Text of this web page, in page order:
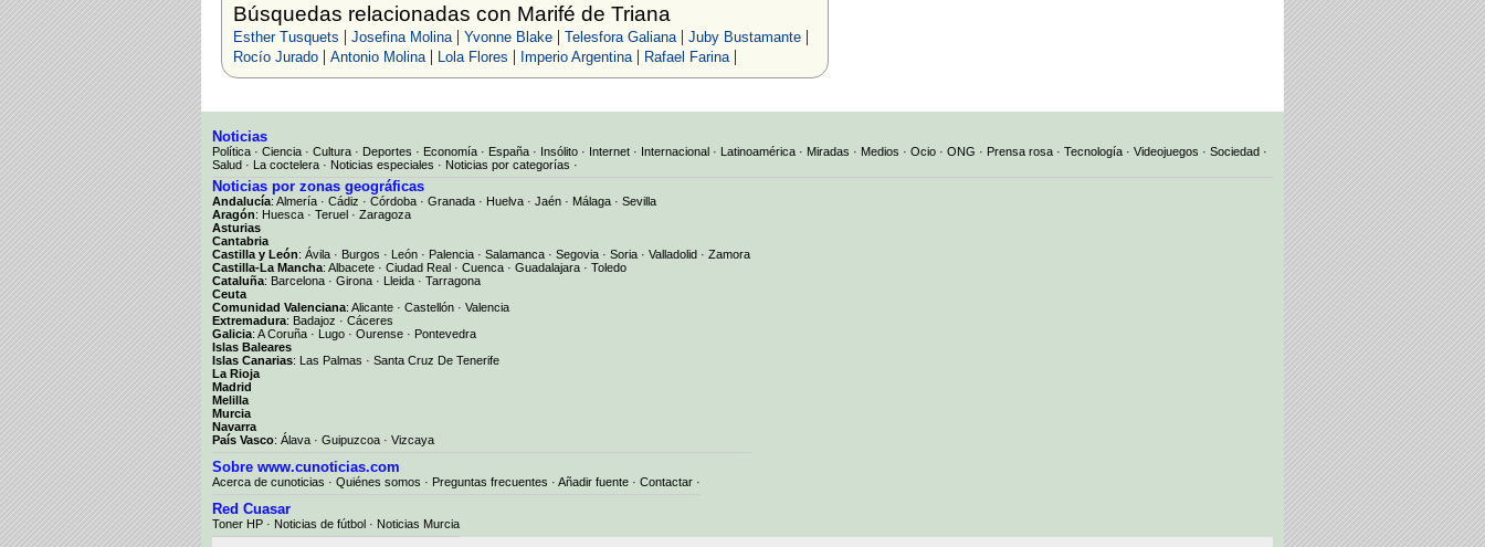
Búsquedas relacionadas con Marifé de Triana
Esther Tusquets | Josefina Molina| Yvonne Blake| Telesfora Galiana| Juby Bustamante|
Rocío Jurado| Antonio Molina| Lola Flores | Imperio Argentina| Rafael Farina|
Noticias
Política · Ciencia · Cultura · Deportes · Economía · España · Insólito · Internet · Internacional · Latinoamérica · Miradas · Medios · Ocio · ONG · Prensa rosa · Tecnología · Videojuegos · Sociedad ·
Salud · La coctelera · Noticias especiales · Noticias por categorías ·
Noticias por zonas geográficas
Andalucía: Almería · Cádiz · Córdoba · Granada · Huelva · Jaén · Málaga · Sevilla
Aragón: Huesca · Teruel · Zaragoza
Asturias
Cantabria
Castilla y León: Ávila · Burgos · León · Palencia · Salamanca · Segovia · Soria · Valladolid · Zamora
Castilla-La Mancha: Albacete · Ciudad Real · Cuenca · Guadalajara · Toledo
Cataluña: Barcelona · Girona · Lleida · Tarragona
Ceuta
Comunidad Valenciana: Alicante · Castellón · Valencia
Extremadura: Badajoz · Cáceres
Galicia: A Coruña · Lugo · Ourense · Pontevedra
Islas Baleares
Islas Canarias: Las Palmas · Santa Cruz De Tenerife
La Rioja
Madrid
Melilla
Murcia
Navarra
País Vasco: Álava · Guipuzcoa · Vizcaya
Sobre www.cunoticias.com
Acerca de cunoticias · Quiénes somos · Preguntas frecuentes · Añadir fuente · Contactar ·
Red Cuasar
Toner HP · Noticias de fútbol · Noticias Murcia